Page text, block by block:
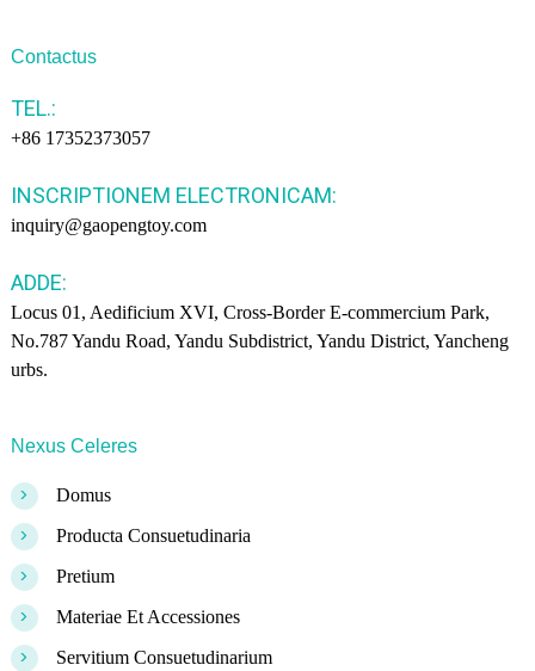
Contactus
TEL.:
+86 17352373057
INSCRIPTIONEM ELECTRONICAM:
inquiry@gaopengtoy.com
ADDE:
Locus 01, Aedificium XVI, Cross-Border E-commercium Park,
No.787 Yandu Road, Yandu Subdistrict, Yandu District, Yancheng
urbs.
Nexus Celeres
> Domus
> Producta Consuetudinaria
> Pretium
> Materiae Et Accessiones
> Servitium Consuetudinarium